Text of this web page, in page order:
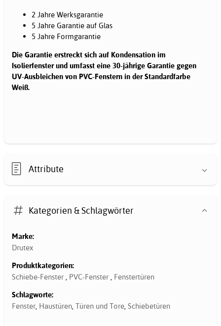
2 Jahre Werksgarantie
5 Jahre Garantie auf Glas
5 Jahre Formgarantie
Die Garantie erstreckt sich auf Kondensation im
Isolierfenster und umfasst eine 30-jährige Garantie gegen
UV-Ausbleichen von PVC-Fenstern in der Standardfarbe
Weiß.
Attribute
Kategorien & Schlagwörter
Marke:
Drutex
Produktkategorien:
Schiebe-Fenster , PVC-Fenster , Fenstertüren
Schlagworte:
Fenster, Haustüren, Türen und Tore, Schiebetüren